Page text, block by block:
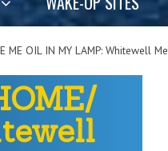
ME OIL IN MY LAMP: Whitewell